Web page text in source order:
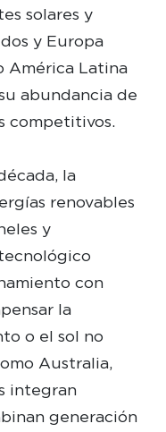
solares y
y Europa
América Latina
abundancia de
competitivos.
la
renovables
y
con
la
o el sol no
Australia,
integran
generación